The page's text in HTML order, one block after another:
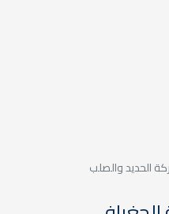
الحديد والصلب